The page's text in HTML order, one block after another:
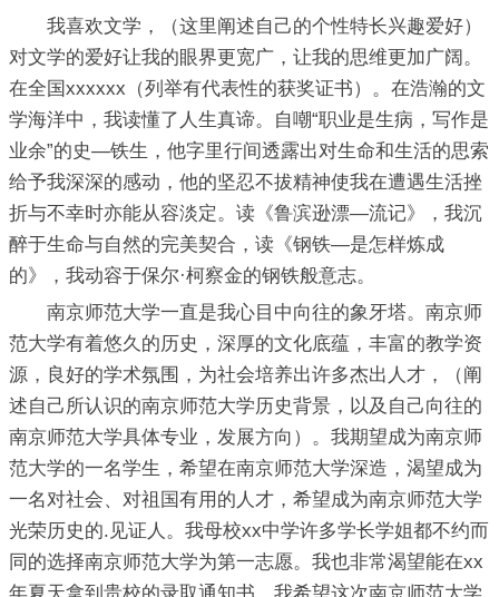
我喜欢文学，（这里阐述自己的个性特长兴趣爱好）
对文学的爱好让我的眼界更宽广，让我的思维更加广阔。
在全国xxxxxx（列举有代表性的获奖证书）。在浩瀚的文
学海洋中，我读懂了人生真谛。自嘲“职业是生病，写作是
业余”的史—铁生，他字里行间透露出对生命和生活的思索
给予我深深的感动，他的坚忍不拔精神使我在遭遇生活挫
折与不幸时亦能从容淡定。读《鲁滨逊漂—流记》，我沉
醉于生命与自然的完美契合，读《钢铁—是怎样炼成
的》，我动容于保尔·柯察金的钢铁般意志。
南京师范大学一直是我心目中向往的象牙塔。南京师
范大学有着悠久的历史，深厚的文化底蕴，丰富的教学资
源，良好的学术氛围，为社会培养出许多杰出人才，（阐
述自己所认识的南京师范大学历史背景，以及自己向往的
南京师范大学具体专业，发展方向）。我期望成为南京师
范大学的一名学生，希望在南京师范大学深造，渴望成为
一名对社会、对祖国有用的人才，希望成为南京师范大学
光荣历史的.见证人。我母校xx中学许多学长学姐都不约而
同的选择南京师范大学为第一志愿。我也非常渴望能在xx